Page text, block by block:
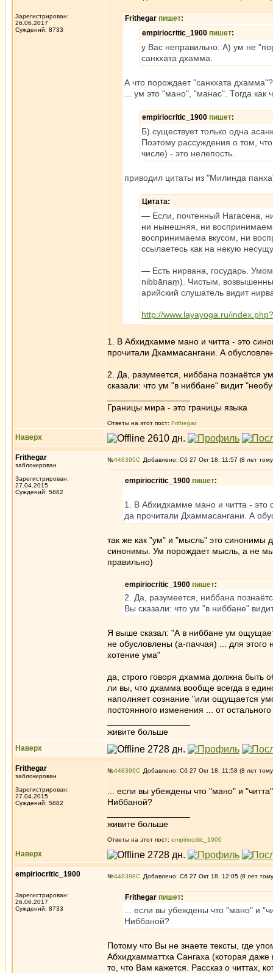
Зарегистрирован:
26.06.2017
Суждений: 8733
Frithegar пишет:
empiriocritic_1900 пишет:
у Вас неправильно: А) ум не
санкхата дхамма.
А что порождает "санкхата
... ум это "мано", "манас". Тогда как
empiriocritic_1900 пишет:
Б) существует только одна
Поэтому рассуждения о том,
числе) - это нелепость.
приводил цитаты из "Милинда
Цитата:
— Если, почтенный Нагасена,
ни нынешняя, ни
воспринимаема вкусом, ни
ссылаетесь как на некую
— Есть нирвана, государь.
nibbānaṃ). Чистым,
арийский слушатель видит
http://www.layayoga.ru/
1. В Абхидхамме мано и читта - это
прочитали Дхаммасангани. А
2. Да, разумеется, ниббана познаётся
сказали: что ум "в ниббане" видит
Границы мира - это границы языка
Ответы на этот пост: Frithegar
Наверх
Frithegar
заблокирован
Зарегистрирован:
27.04.2015
Суждений: 5882
№448395 Добавлено: Сб 27 Окт 18, 11:57 (8 лет
empiriocritic_1900 пишет:
1. В Абхидхамме мано и читта -
да прочитали Дхаммасангани. А
так же как "ум" и "мысль" это синонимы
синонимы. Ум порождает мысль, а не
правильно)
empiriocritic_1900 пишет:
2. Да, разумеется, ниббана
Вы сказали: что ум "в ниббане"
Я выше сказал: "А в ниббане ум
не обусловлены (а-паччая) ... для этого
хотение ума"
да, строго говоря дхамма должна быть
ли вы, что дхамма вообще всегда в
наполняет сознание "или ощущается
постоянного изменения ... от
живите больше
Наверх
Frithegar
заблокирован
Зарегистрирован:
27.04.2015
Суждений: 5882
№448396 Добавлено: Сб 27 Окт 18, 11:58 (8 лет
... если вы убеждены что "мано" и
Ниббаной?
живите больше
Ответы на этот пост: empiriocritic_1900
Наверх
empiriocritic_1900
Зарегистрирован:
26.06.2017
Суждений: 8733
№448398 Добавлено: Сб 27 Окт 18, 12:05 (8 лет
Frithegar пишет:
... если вы убеждены что "мано" и
Ниббаной?
Потому что Вы не знаете тексты, где
Абхидхамматтха Сангаха (которая даже
то, что Вам кажется. Рассказ о читтах,